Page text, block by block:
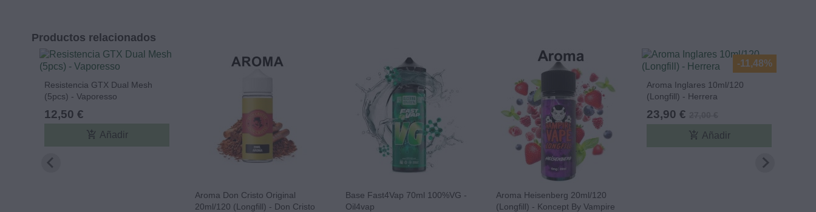
Productos relacionados
Resistencia GTX Dual Mesh
(5pcs) - Vaporesso
12,50 €
add_shopping_cart Añadir
Aroma Don Cristo Original
20ml/120 (Longfill) - Don Cristo
Base Fast4Vap 70ml 100%VG -
Oil4vap
Aroma Heisenberg 20ml/120
(Longfill) - Koncept By Vampire
Aroma Inglares 10ml/120
(Longfill) - Herrera
23,90 €
add_shopping_cart Añadir
-11,48%